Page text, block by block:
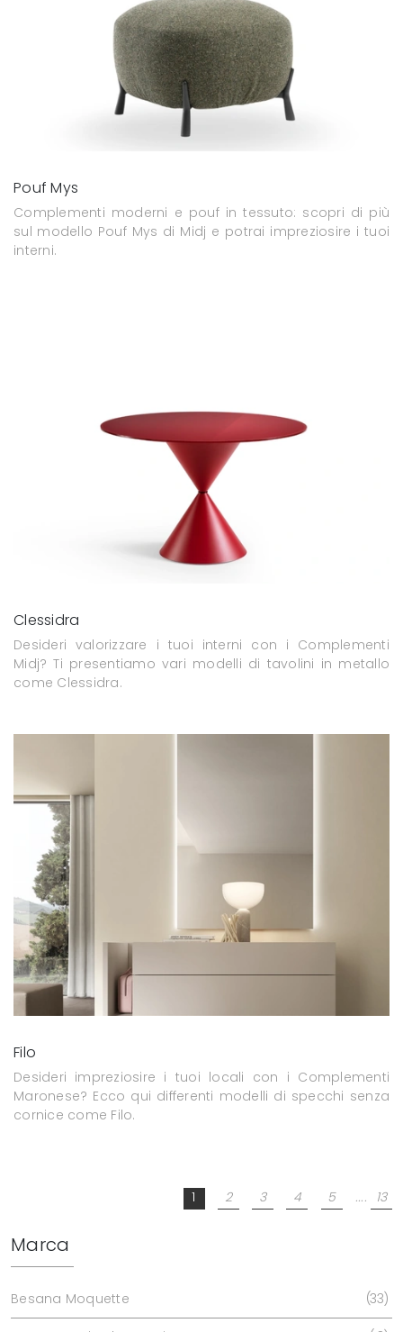
Pouf Mys
Complementi moderni e pouf in tessuto: scopri di più
sul modello Pouf Mys di Midj e potrai impreziosire i tuoi
interni.
Clessidra
Desideri valorizzare i tuoi interni con i Complementi
Midj? Ti presentiamo vari modelli di tavolini in metallo
come Clessidra.
Filo
Desideri impreziosire i tuoi locali con i Complementi
Maronese? Ecco qui differenti modelli di specchi senza
cornice come Filo.
1 2 3 4 5 .... 13
Marca
Besana Moquette 33